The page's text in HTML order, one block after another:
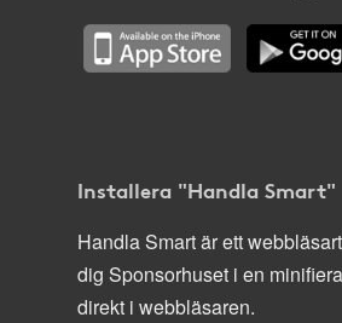
Installera "Handla Smart"
Handla Smart är ett
dig Sponsorhuset i en
direkt i webbläsaren.